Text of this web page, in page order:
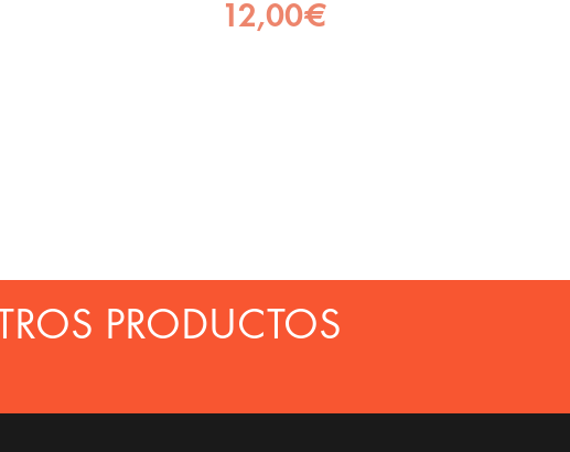
12,00€
PRODUCTOS